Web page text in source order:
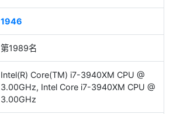
1946
第1989名
Intel(R) Core(TM) i7-3940XM CPU @
3.00GHz, Intel Core i7-3940XM CPU @
3.00GHz